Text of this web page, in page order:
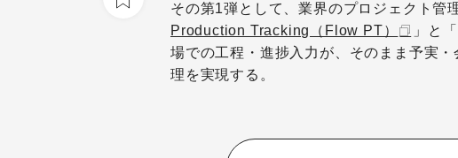
その第1弾として、業界のプロジェクト管
Production Tracking（Flow PT）
」と
場での工程・進捗入力が、そのまま予実
理を実現する。